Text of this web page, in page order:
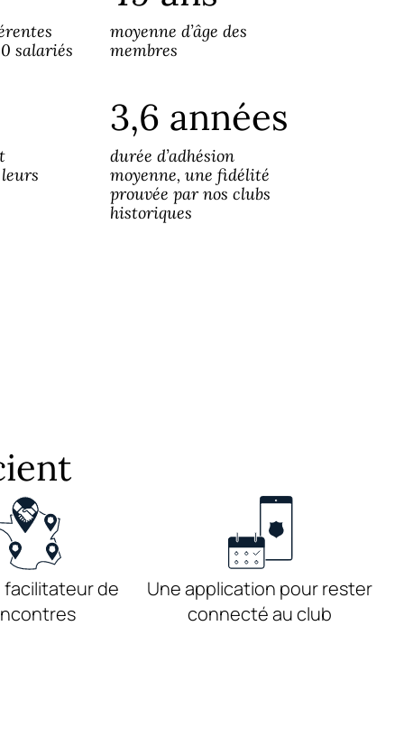
salariés
moyenne d’âge des
membres
3,6 années
durée d’adhésion
moyenne, une fidélité
prouvée par nos clubs
historiques
facilitateur de
Une application pour rester
connecté au club